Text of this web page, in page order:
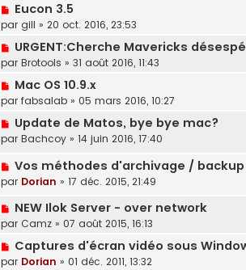
Eucon 3.5
par gill » 20 oct. 2016, 23:53
URGENT:Cherche Mavericks
par Brotools » 31 août 2016, 11:43
Mac OS 10.9.x
par fabsalab » 05 mars 2016, 10:27
Update de Matos, bye bye mac?
par Bachcoy » 14 juin 2016, 17:40
Vos méthodes d'archivage / backup
par Dorian » 17 déc. 2015, 21:49
NEW Ilok Server - over network
par Camz » 07 août 2015, 16:13
Captures d'écran vidéo sous
par Dorian » 01 déc. 2011, 13:32